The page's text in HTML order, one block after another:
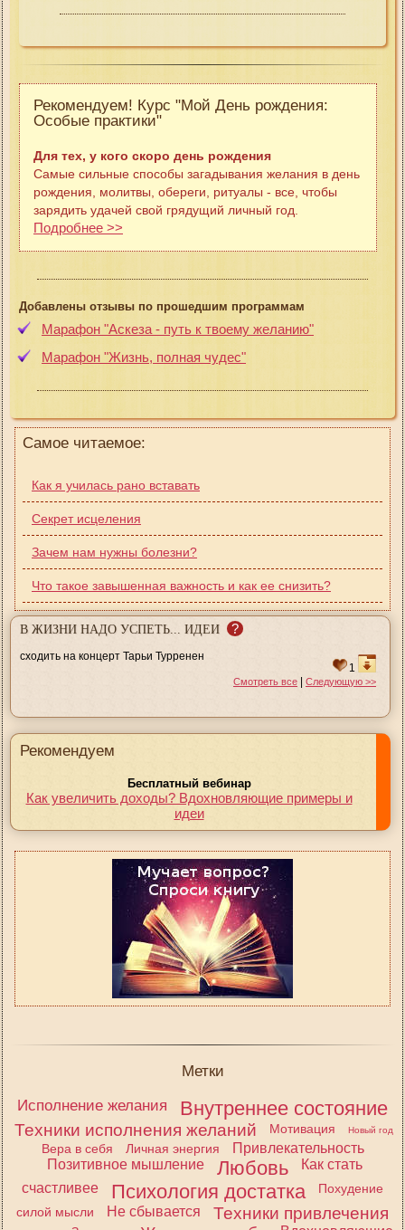
Рекомендуем! Курс "Мой День рождения:
Особые практики"
Для тех, у кого скоро день рождения
Самые сильные способы загадывания желания в день
рождения, молитвы, обереги, ритуалы - все, чтобы
зарядить удачей свой грядущий личный год.
Подробнее >>
Добавлены отзывы по прошедшим программам
Марафон "Аскеза - путь к твоему желанию"
Марафон "Жизнь, полная чудес"
Самое читаемое:
Как я училась рано вставать
Секрет исцеления
Зачем нам нужны болезни?
Что такое завышенная важность и как ее снизить?
В ЖИЗНИ НАДО УСПЕТЬ... ИДЕИ ?
сходить на концерт Тарьи Турренен
1
Смотреть все | Следующую >>
Рекомендуем
Бесплатный вебинар
Как увеличить доходы? Вдохновляющие примеры и
идеи
Метки
Исполнение желания
Внутреннее состояние
Техники исполнения желаний Мотивация Новый год
Вера в себя Личная энергия
Привлекательность
Позитивное мышление
Любовь
Как стать
счастливее
Психология достатка
Похудение
силой мысли
Не сбывается
Техники привлечения